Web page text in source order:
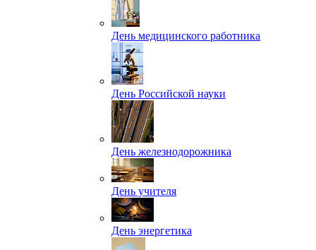
День медицинского работника
День Российской науки
День железнодорожника
День учителя
День энергетика